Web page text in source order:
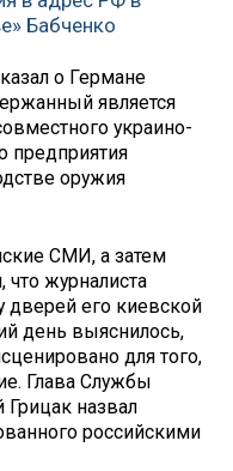
Бабченко
о Германе
является
украино-
предприятия
оружия
СМИ, а затем
журналиста
дверей его киевской
день выяснилось,
для того,
Глава Службы
Грицак назвал
российскими